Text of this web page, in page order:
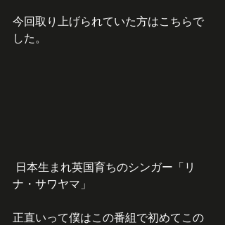
今回取り上げられていた方はこちらで
した。
ナ・サワヤマ」
正直いって僕はこの番組で初めてこの